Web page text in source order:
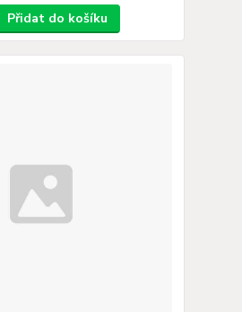
Přidat do košíku